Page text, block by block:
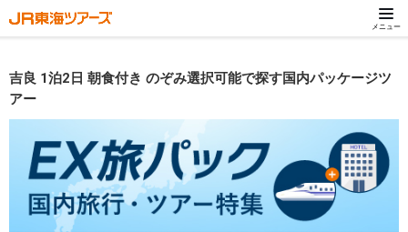
メニュー
吉良 1泊2日 朝食付き のぞみ選択可能で探す国内パッケージツ
アー